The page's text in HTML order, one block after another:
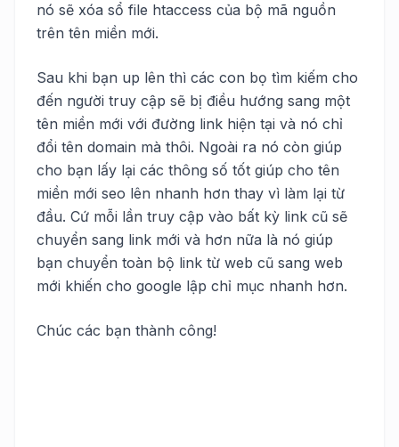
nó sẽ xóa sổ file htaccess của bộ mã nguồn
trên tên miền mới.
Sau khi bạn up lên thì các con bọ tìm kiếm cho
đến người truy cập sẽ bị điều hướng sang một
tên miền mới với đường link hiện tại và nó chỉ
đổi tên domain mà thôi. Ngoài ra nó còn giúp
cho bạn lấy lại các thông số tốt giúp cho tên
miền mới seo lên nhanh hơn thay vì làm lại từ
đầu. Cứ mỗi lần truy cập vào bất kỳ link cũ sẽ
chuyển sang link mới và hơn nữa là nó giúp
bạn chuyển toàn bộ link từ web cũ sang web
mới khiến cho google lập chỉ mục nhanh hơn.
Chúc các bạn thành công!